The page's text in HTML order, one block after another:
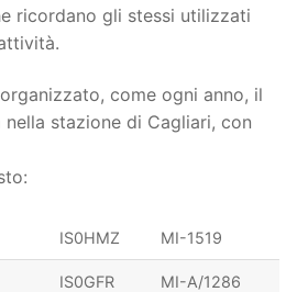
ricordano gli stessi utilizzati
come ogni anno, il
stazione di Cagliari, con
IS0HMZ MI-1519
IS0GFR MI-A/1286